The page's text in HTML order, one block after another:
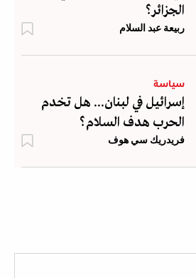
الجزائر؟
ربيعة عبد السلام
سياسة
إسرائيل في لبنان... هل تخدم
الحرب هدف السلام؟
فريدريك سي هوف